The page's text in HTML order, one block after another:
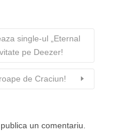
single-ul „Eternal
pe Deezer!
de Craciun!
un comentariu.